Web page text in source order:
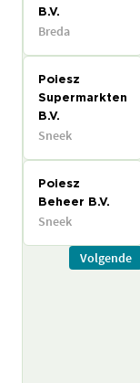
B.V.
Breda
Poiesz
Supermarkten
B.V.
Sneek
Poiesz
Beheer B.V.
Sneek
Volgende